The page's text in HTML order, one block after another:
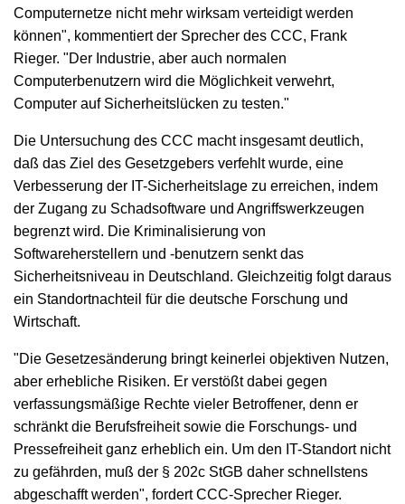
Computernetze nicht mehr wirksam verteidigt werden
können", kommentiert der Sprecher des CCC, Frank
Rieger. "Der Industrie, aber auch normalen
Computerbenutzern wird die Möglichkeit verwehrt,
Computer auf Sicherheitslücken zu testen."
Die Untersuchung des CCC macht insgesamt deutlich,
daß das Ziel des Gesetzgebers verfehlt wurde, eine
Verbesserung der IT-Sicherheitslage zu erreichen, indem
der Zugang zu Schadsoftware und Angriffswerkzeugen
begrenzt wird. Die Kriminalisierung von
Softwareherstellern und -benutzern senkt das
Sicherheitsniveau in Deutschland. Gleichzeitig folgt daraus
ein Standortnachteil für die deutsche Forschung und
Wirtschaft.
"Die Gesetzesänderung bringt keinerlei objektiven Nutzen,
aber erhebliche Risiken. Er verstößt dabei gegen
verfassungsmäßige Rechte vieler Betroffener, denn er
schränkt die Berufsfreiheit sowie die Forschungs- und
Pressefreiheit ganz erheblich ein. Um den IT-Standort nicht
zu gefährden, muß der § 202c StGB daher schnellstens
abgeschafft werden", fordert CCC-Sprecher Rieger.